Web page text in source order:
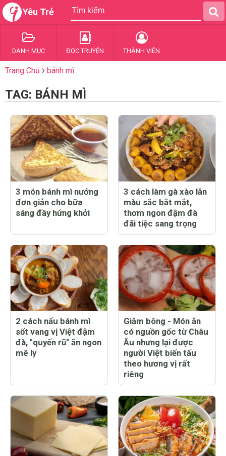
Yêu Trẻ
DANH MỤC ĐỌC TRUYỆN THÀNH VIÊN
Trang Chủ bánh mì
TAG: BÁNH MÌ
3 món bánh mì nướng
đơn giản cho bữa
sáng đầy hứng khởi
3 cách làm gà xào lăn
màu sắc bắt mắt,
thơm ngon đậm đà
đãi tiệc sang trọng
2 cách nấu bánh mì
sốt vang vị Việt đậm
đà, "quyến rũ" ăn ngon
mê ly
Giăm bông - Món ăn
có nguồn gốc từ Châu
Âu nhưng lại được
người Việt biến tấu
theo hương vị rất
riêng